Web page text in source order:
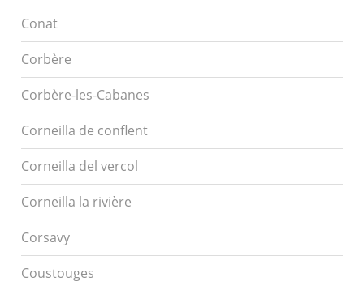
Conat
Corbère
Corbère-les-Cabanes
Corneilla de conflent
Corneilla del vercol
Corneilla la rivière
Corsavy
Coustouges